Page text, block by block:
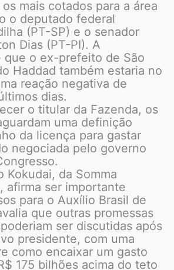
mais cotados para a área
o deputado federal
(PT-SP) e o senador
Dias (PT-PI). A
que o ex-prefeito de São
Haddad também estaria no
reação negativa de
dias.
o titular da Fazenda, os
uma definição
da licença para gastar
negociada pelo governo
Kokudai, da Somma
afirma ser importante
para o Auxílio Brasil de
que outras promessas
ser discutidas após
presidente, com uma
como encaixar um gasto
175 bilhões acima do teto